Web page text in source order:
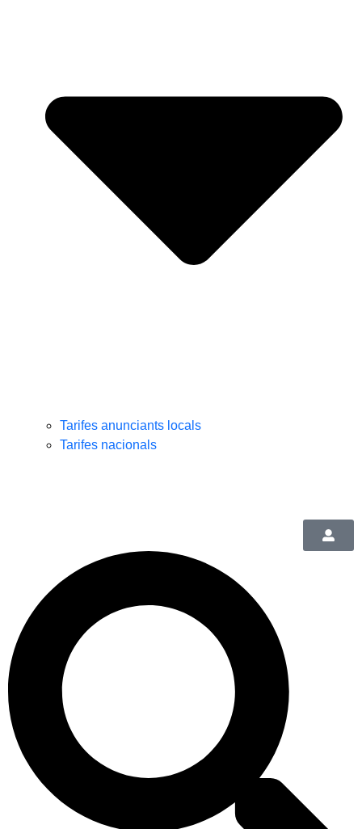
Tarifes anunciants locals
Tarifes nacionals